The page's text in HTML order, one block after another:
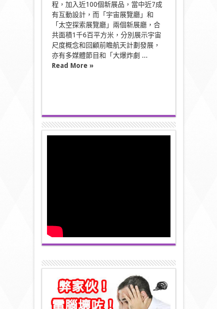
程，加入近100個新展品，當中近7成
有互動設計，而「宇宙展覽廳」和
「太空探索展覽廳」兩個新展廳，合
共面積1千6百平方米，分別展示宇宙
尺度概念和回顧前瞻航天計劃發展，
亦有多媒體節目和「大爆炸劇 ...
Read More »